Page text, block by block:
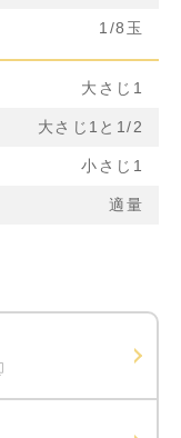
1/8玉
大さじ1
大さじ1と1/2
小さじ1
適量